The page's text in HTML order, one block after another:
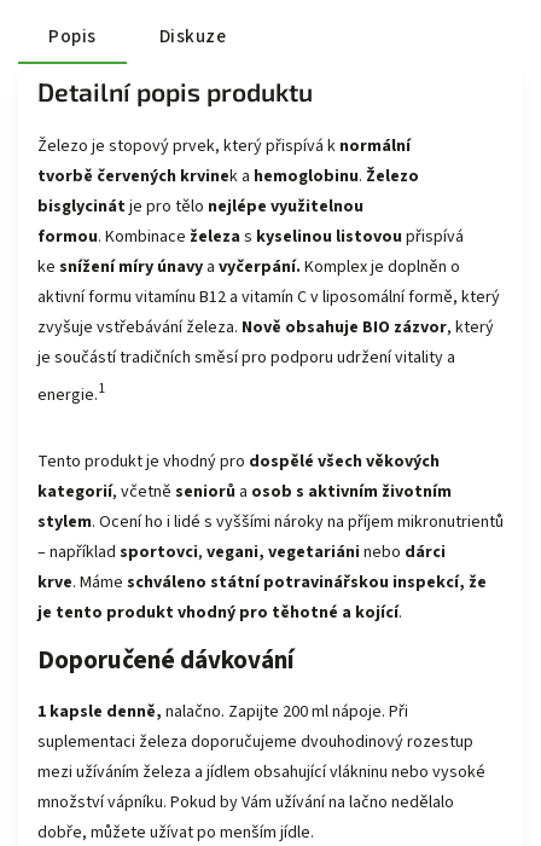
Popis Diskuze
Detailní popis produktu
Železo je stopový prvek, který přispívá k normální
tvorbě červených krvinek a hemoglobinu. Železo
bisglycinátje pro tělo nejlépe využitelnou
formou. Kombinace železa s kyselinou listovou přispívá
ke sníženímíry únavy a vyčerpání. Komplex je doplněn o
aktivní formu vitamínu B12 a vitamín C v liposomální formě, který
zvyšuje vstřebávání železa. Nově obsahuje BIO zázvor, který
je součástí tradičních směsí pro podporu udržení vitality a
energie.1
Tento produkt je vhodný pro dospělé všech věkových
kategorií, včetně seniorů a osob s aktivním životním
stylem. Ocení ho i lidé s vyššími nároky na příjem mikronutrientů
– například sportovci, vegani, vegetariáni nebo dárci
krve. Máme schváleno státní potravinářskou inspekcí, že
je tento produkt vhodný pro těhotné a kojící.
Doporučené dávkování
1 kapsle denně, nalačno. Zapijte 200 ml nápoje. Při
suplementaci železa doporučujeme dvouhodinový rozestup
mezi užíváním železa a jídlem obsahující vlákninu nebo vysoké
množství vápníku. Pokud by Vám užívání na lačno nedělalo
dobře, můžete užívat po menším jídle.